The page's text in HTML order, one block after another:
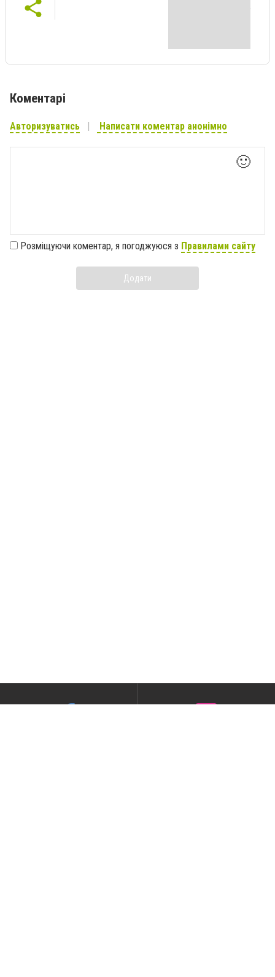
Коментарі
Авторизуватись Написати коментар анонімно
🙂
Розміщуючи коментар, я погоджуюся з Правилами сайту
Додати